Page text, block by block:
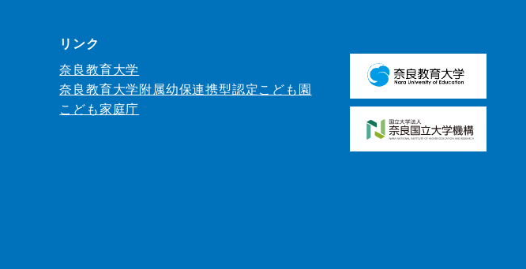
リンク
奈良教育大学
奈良教育大学附属幼保連携型認定こども園
こども家庭庁